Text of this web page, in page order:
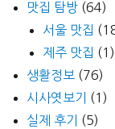
맛집 탐방 (64)
서울 맛집
제주 맛집 (1)
생활정보 (76)
시사엿보기
(1)
실제 후기
(5)